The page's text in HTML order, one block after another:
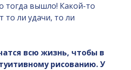
тогда вышло! Какой-то
ли удачи, то ли
всю жизнь, чтобы в
рисованию. У